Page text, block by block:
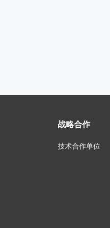
战略合作
技术合作单位